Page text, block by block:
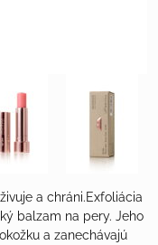
a chráni.Exfoliácia
balzam na pery. Jeho
a zanechávajú